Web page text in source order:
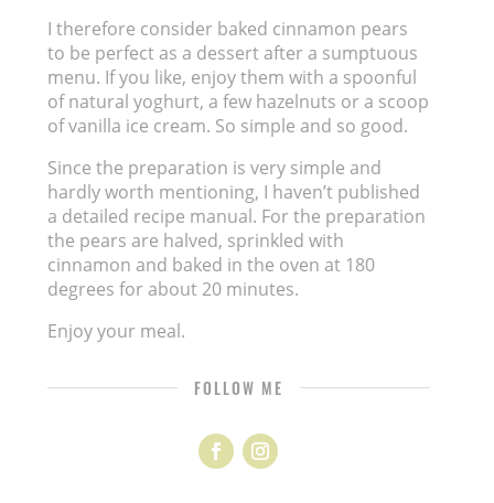
I therefore consider baked cinnamon pears
to be perfect as a dessert after a sumptuous
menu. If you like, enjoy them with a spoonful
of natural yoghurt, a few hazelnuts or a scoop
of vanilla ice cream. So simple and so good.
Since the preparation is very simple and
hardly worth mentioning, I haven’t published
a detailed recipe manual. For the preparation
the pears are halved, sprinkled with
cinnamon and baked in the oven at 180
degrees for about 20 minutes.
Enjoy your meal.
FOLLOW ME